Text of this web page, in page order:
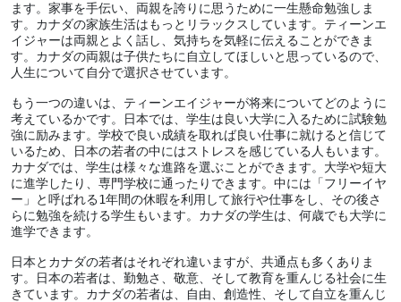
ます。家事を手伝い、両親を誇りに思うために一生懸命勉強しま
す。カナダの家族生活はもっとリラックスしています。ティーンエ
イジャーは両親とよく話し、気持ちを気軽に伝えることができま
す。カナダの両親は子供たちに自立してほしいと思っているので、
人生について自分で選択させています。
もう一つの違いは、ティーンエイジャーが将来についてどのように
考えているかです。日本では、学生は良い大学に入るために試験勉
強に励みます。学校で良い成績を取れば良い仕事に就けると信じて
いるため、日本の若者の中にはストレスを感じている人もいます。
カナダでは、学生は様々な進路を選ぶことができます。大学や短大
に進学したり、専門学校に通ったりできます。中には「フリーイヤ
ー」と呼ばれる1年間の休暇を利用して旅行や仕事をし、その後さ
らに勉強を続ける学生もいます。カナダの学生は、何歳でも大学に
進学できます。
日本とカナダの若者はそれぞれ違いますが、共通点も多くありま
す。日本の若者は、勤勉さ、敬意、そして教育を重んじる社会に生
きています。カナダの若者は、自由、創造性、そして自立を重んじ